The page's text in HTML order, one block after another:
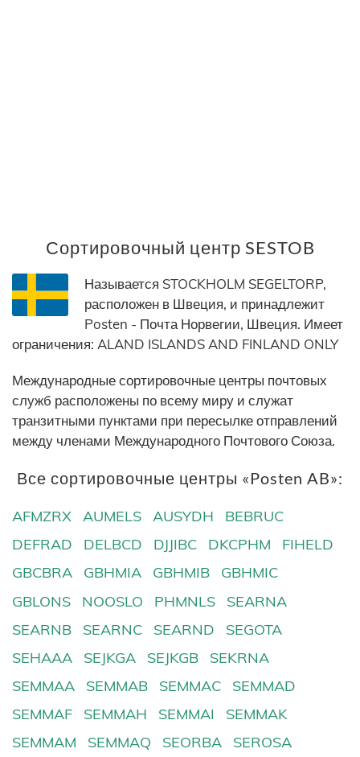
Сортировочный центр SESTOB
Называется STOCKHOLM SEGELTORP,
расположен в Швеция, и принадлежит
Posten - Почта Норвегии, Швеция. Имеет
ограничения: ALAND ISLANDS AND FINLAND ONLY
Международные сортировочные центры почтовых
служб расположены по всему миру и служат
транзитными пунктами при пересылке отправлений
между членами Международного Почтового Союза.
Все сортировочные центры «Posten AB»:
AFMZRX AUMELS AUSYDH
BEBRUC
DEFRAD
DELBCD DJJIBC DKCPHM
FIHELD
GBCBRA
GBHMIA GBHMIB
GBHMIC
GBLONS
NOOSLO PHMNLS
SEARNA
SEARNB
SEARNC SEARND
SEGOTA
SEHAAA
SEJKGA SEJKGB
SEKRNA
SEMMAA
SEMMAB SEMMAC
SEMMAD
SEMMAF
SEMMAH SEMMAI
SEMMAK
SEMMAM
SEMMAQ SEORBA
SEROSA